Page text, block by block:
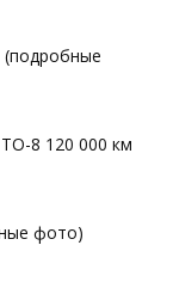
(подробные
8 120 000 км
фото)